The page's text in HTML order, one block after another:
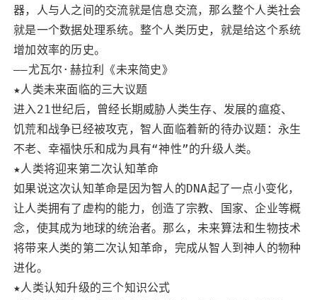
器，人与人之间的交流就是信息交流，那么整个人类社会
就是一个数据处理系统。整个人类历史，就是给这个系统
增加效率的历史。
——尤瓦尔·赫拉利《未来简史》
★人类未来面临的三大议题
进入21世纪后，曾经长期威胁人类生存、发展的瘟疫、
饥荒和战争已经被攻克，智人面临着新的待办议题：永生
不老、幸福快乐和成为具有“神性”的升级人类。
★人类将迎来第二次认知革命
如果说这次认知革命是因为智人的DNA起了一点小变化，
让人类拥有了虚构的能力，创造了宗教、国家、企业等概
念，使其成为地球的统治者。那么，未来算法和生物技术
将带来人类的第二次认知革命，完成从智人到神人的物种
进化。
★人类认知升级的三个知识公式